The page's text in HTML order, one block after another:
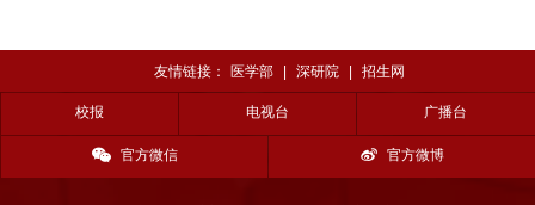
友情链接： 医学部 深研院 招生网
校报 电视台 广播台
官方微信 官方微博